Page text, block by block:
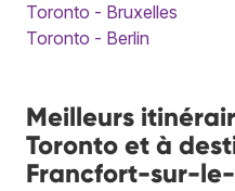
Toronto - Bruxelles
Toronto - Berlin
Meilleurs
Toronto et à
Francfort-sur-